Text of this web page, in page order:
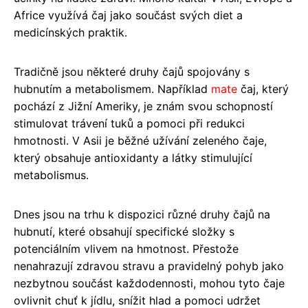
Africe využívá čaj jako součást svých diet a
medicínských praktik.
Tradičně jsou některé druhy čajů spojovány s
hubnutím a metabolismem. Například mate čaj, který
pochází z Jižní Ameriky, je znám svou schopností
stimulovat trávení tuků a pomoci při redukci
hmotnosti. V Asii je běžné užívání zeleného čaje,
který obsahuje antioxidanty a látky stimulující
metabolismus.
Dnes jsou na trhu k dispozici různé druhy čajů na
hubnutí, které obsahují specifické složky s
potenciálním vlivem na hmotnost. Přestože
nenahrazují zdravou stravu a pravidelný pohyb jako
nezbytnou součást každodennosti, mohou tyto čaje
ovlivnit chuť k jídlu, snížit hlad a pomoci udržet